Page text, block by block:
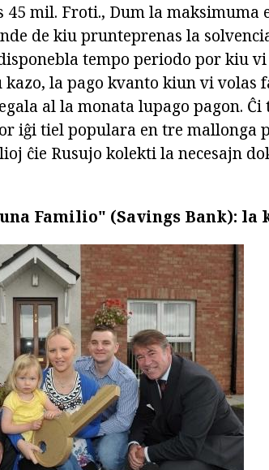
45 mil. Froti., Dum la maksimuma
de kiu prunteprenas la
tempo periodo por kiu
la pago kvanto kiun vi volas
al la monata lupago pagon.
iĝi tiel populara en tre mallonga
ĉie Rusujo kolekti la necesajn
Familio" (Savings Bank):